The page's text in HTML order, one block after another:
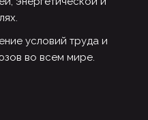
условий труда и
во всем мире.